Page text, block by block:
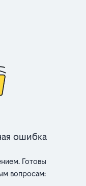
ошибка
Готовы
вопросам: